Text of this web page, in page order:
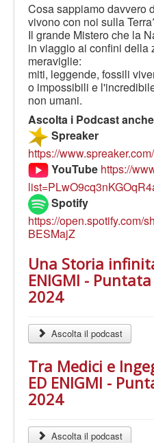
Cosa sappiamo davvero
vivono con noi sulla
Il grande Mistero che la
in viaggio ai confini della
meraviglie:
miti, leggende, fossili
o impossibili e
non umani.
Ascolta i Podcast
Spreaker
https://
YouTube https://
Spotify
https://open.spotify.com/
BESMajZ
Una Storia
ENIGMI -
2024
Ascolta il podcast
Tra Medici e
ED ENIGMI -
2024
Ascolta il podcast